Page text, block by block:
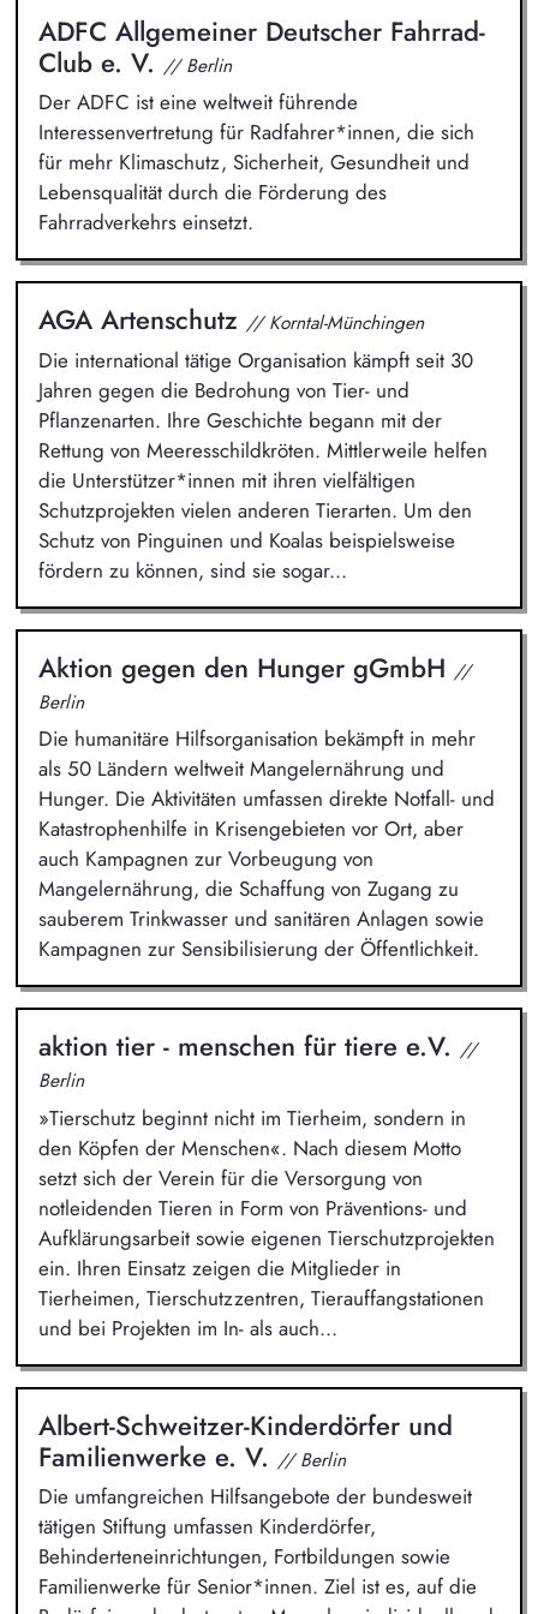
ADFC Allgemeiner Deutscher Fahrrad-
Club e. V. // Berlin
Der ADFC ist eine weltweit führende
Interessenvertretung für Radfahrer*innen, die sich
für mehr Klimaschutz, Sicherheit, Gesundheit und
Lebensqualität durch die Förderung des
Fahrradverkehrs einsetzt.
AGA Artenschutz // Korntal-Münchingen
Die international tätige Organisation kämpft seit 30
Jahren gegen die Bedrohung von Tier- und
Pflanzenarten. Ihre Geschichte begann mit der
Rettung von Meeresschildkröten. Mittlerweile helfen
die Unterstützer*innen mit ihren vielfältigen
Schutzprojekten vielen anderen Tierarten. Um den
Schutz von Pinguinen und Koalas beispielsweise
fördern zu können, sind sie sogar...
Aktion gegen den Hunger gGmbH //
Berlin
Die humanitäre Hilfsorganisation bekämpft in mehr
als 50 Ländern weltweit Mangelernährung und
Hunger. Die Aktivitäten umfassen direkte Notfall- und
Katastrophenhilfe in Krisengebieten vor Ort, aber
auch Kampagnen zur Vorbeugung von
Mangelernährung, die Schaffung von Zugang zu
sauberem Trinkwasser und sanitären Anlagen sowie
Kampagnen zur Sensibilisierung der Öffentlichkeit.
aktion tier - menschen für tiere e.V. //
Berlin
»Tierschutz beginnt nicht im Tierheim, sondern in
den Köpfen der Menschen«. Nach diesem Motto
setzt sich der Verein für die Versorgung von
notleidenden Tieren in Form von Präventions- und
Aufklärungsarbeit sowie eigenen Tierschutzprojekten
ein. Ihren Einsatz zeigen die Mitglieder in
Tierheimen, Tierschutzzentren, Tierauffangstationen
und bei Projekten im In- als auch...
Albert-Schweitzer-Kinderdörfer und
Familienwerke e. V. // Berlin
Die umfangreichen Hilfsangebote der bundesweit
tätigen Stiftung umfassen Kinderdörfer,
Behinderteneinrichtungen, Fortbildungen sowie
Familienwerke für Senior*innen. Ziel ist es, auf die